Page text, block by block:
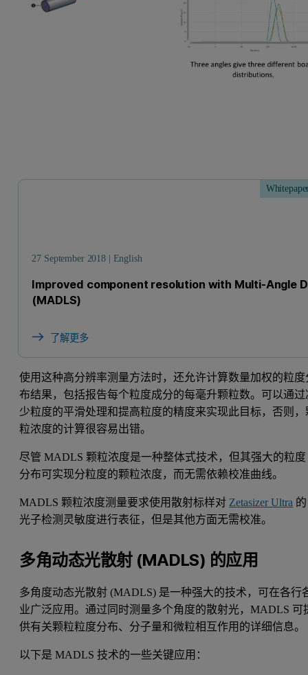
27 September 2018 | English
Improved component resolution with Multi-Angle
(MADLS)
了解更多
使用这种高分辨率测量方法时，还允许计算数量加权的粒度
布结果，包括报告每个粒度成分的每毫升颗粒数。可以通过
少粒度的平滑处理和提高粒度的精度来实现此目标，否则，
粒浓度的计算很容易出错。
尽管 MADLS 颗粒浓度是一种整体式技术，但其强大的粒度
分布可实现分粒度的颗粒浓度，而无需依赖校准曲线。
MADLS 颗粒浓度测量要求使用散射标样对Zetasizer Ultra 的
光子检测灵敏度进行表征，但是其他方面无需校准。
多角动态光散射 (MADLS) 的应用
多角度动态光散射 (MADLS) 是一种强大的技术，可在各行
业广泛应用。通过同时测量多个角度的散射光，MADLS 可
供有关颗粒粒度分布、分子量和微粒相互作用的详细信息。
以下是 MADLS 技术的一些关键应用：